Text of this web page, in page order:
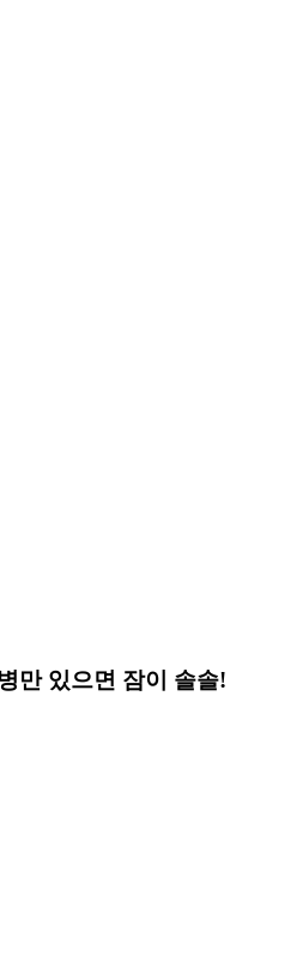
만 있으면 잠이 솔솔!